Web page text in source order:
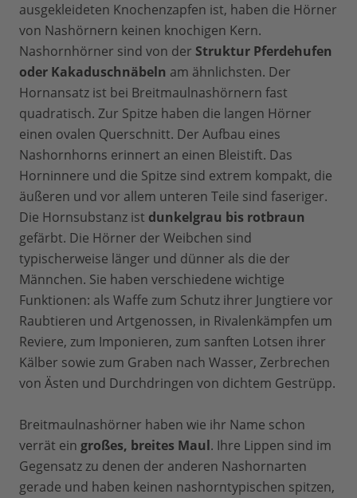
ausgekleideten Knochenzapfen ist, haben die Hörner
von Nashörnern keinen knochigen Kern.
Nashornhörner sind von der Struktur Pferdehufen
oder Kakaduschnäbeln am ähnlichsten. Der
Hornansatz ist bei Breitmaulnashörnern fast
quadratisch. Zur Spitze haben die langen Hörner
einen ovalen Querschnitt. Der Aufbau eines
Nashornhorns erinnert an einen Bleistift. Das
Horninnere und die Spitze sind extrem kompakt, die
äußeren und vor allem unteren Teile sind faseriger.
Die Hornsubstanz ist dunkelgrau bis rotbraun
gefärbt. Die Hörner der Weibchen sind
typischerweise länger und dünner als die der
Männchen. Sie haben verschiedene wichtige
Funktionen: als Waffe zum Schutz ihrer Jungtiere vor
Raubtieren und Artgenossen, in Rivalenkämpfen um
Reviere, zum Imponieren, zum sanften Lotsen ihrer
Kälber sowie zum Graben nach Wasser, Zerbrechen
von Ästen und Durchdringen von dichtem Gestrüpp.
Breitmaulnashörner haben wie ihr Name schon
verrät ein großes, breites Maul. Ihre Lippen sind im
Gegensatz zu denen der anderen Nashornarten
gerade und haben keinen nashorntypischen spitzen,